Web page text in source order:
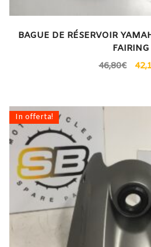
BAGUE DE RÉSERVOIR
FAIRING
46,80€
In offerta!